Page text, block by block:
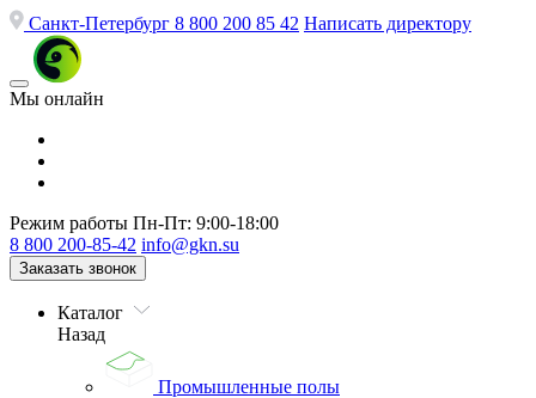
Санкт-Петербург 8 800 200 85 42 Написать директору
Мы онлайн
Режим работы Пн-Пт: 9:00-18:00
8 800 200-85-42 info@gkn.su
Заказать звонок
Каталог
Назад
Промышленные полы